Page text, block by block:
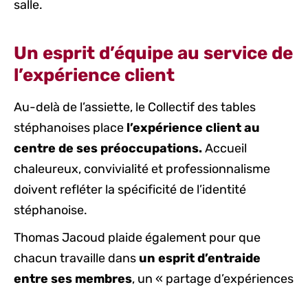
salle.
Un esprit d’équipe au service de
l’expérience client
Au-delà de l’assiette, le Collectif des tables
stéphanoises place l’expérience client au
centre de ses préoccupations.Accueil
chaleureux, convivialité et professionnalisme
doivent refléter la spécificité de l’identité
stéphanoise.
Thomas Jacoud plaide également pour que
chacun travaille dans un esprit d’entraide
entre ses membres, un « partage d’expériences